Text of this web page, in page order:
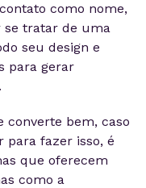
como nome,
se tratar de uma
seu design e
para gerar
converte bem, caso
para fazer isso, é
que oferecem
como a